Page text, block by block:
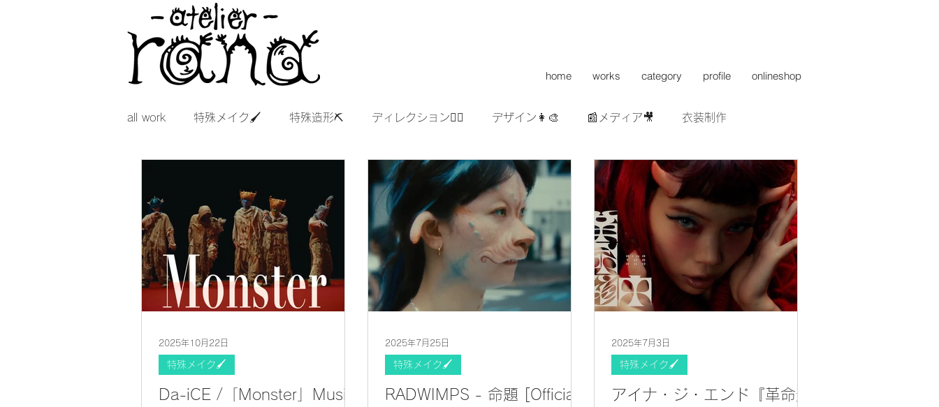
home works category profile onlineshop
all work 特殊メイク🖌 特殊造形⛏ ディレクション👯‍♀️ デザイン👩‍🎨 📰メディア🎥 衣装制作
Da-iCE /「Monster」Music
特殊メイク🖌
2025年10月22日
RADWIMPS - 命題 [Official
特殊メイク🖌
2025年7月25日
アイナ・ジ・エンド『革命道
特殊メイク🖌
2025年7月3日